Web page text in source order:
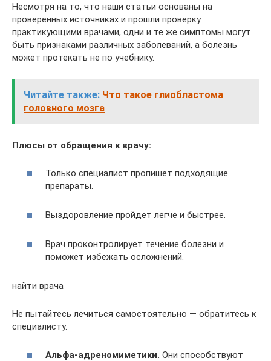
Несмотря на то, что наши статьи основаны на
проверенных источниках и прошли проверку
практикующими врачами, одни и те же симптомы могут
быть признаками различных заболеваний, а болезнь
может протекать не по учебнику.
Читайте также: Что такое глиобластома
головного мозга
Плюсы от обращения к врачу:
Только специалист пропишет подходящие
препараты.
Выздоровление пройдет легче и быстрее.
Врач проконтролирует течение болезни и
поможет избежать осложнений.
найти врача
Не пытайтесь лечиться самостоятельно — обратитесь к
специалисту.
Альфа-адреномиметики. Они способствуют